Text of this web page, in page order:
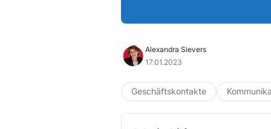
Alexandra Sievers
17.01.2023
Geschäftskontakte